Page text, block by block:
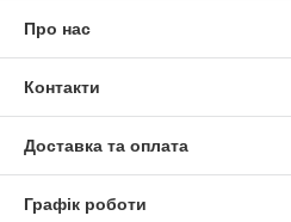
Про нас
Контакти
Доставка та оплата
Графік роботи